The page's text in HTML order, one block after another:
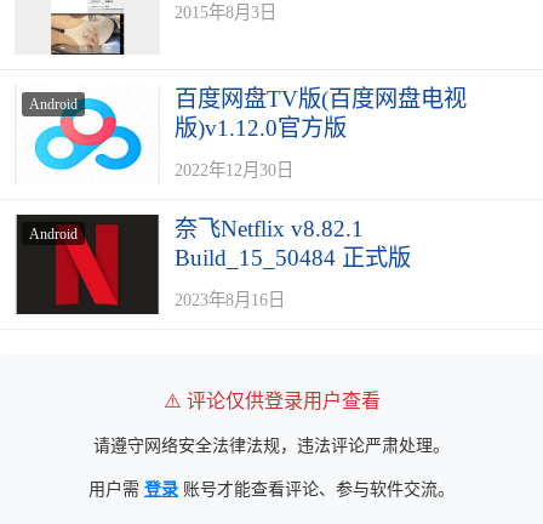
2015年8月3日
Android
百度网盘TV版(百度网盘电视
版)v1.12.0官方版
2022年12月30日
Android
奈飞Netflix v8.82.1
Build_15_50484 正式版
2023年8月16日
⚠️ 评论仅供登录用户查看
请遵守网络安全法律法规，违法评论严肃处理。
用户需 登录 账号才能查看评论、参与软件交流。